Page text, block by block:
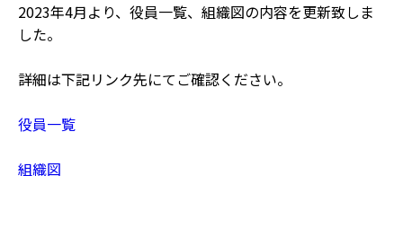
2023年4月より、役員一覧、組織図の内容を更新致しま
した。
詳細は下記リンク先にてご確認ください。
役員一覧
組織図